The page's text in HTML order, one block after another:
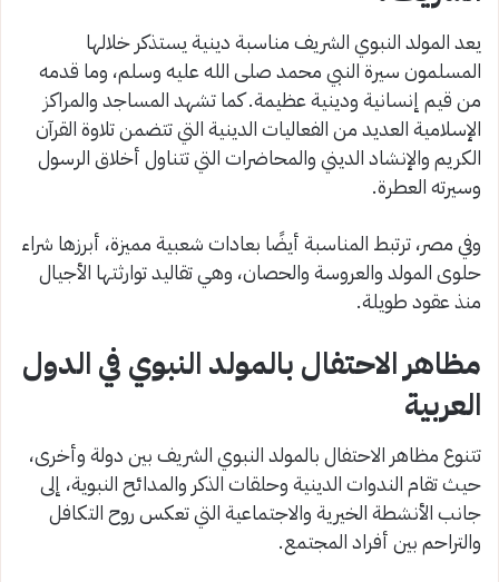
يعد المولد النبوي الشريف مناسبة دينية يستذكر خلالها
المسلمون سيرة النبي محمد صلى الله عليه وسلم، وما قدمه
من قيم إنسانية ودينية عظيمة. كما تشهد المساجد والمراكز
الإسلامية العديد من الفعاليات الدينية التي تتضمن تلاوة القرآن
الكريم والإنشاد الديني والمحاضرات التي تتناول أخلاق الرسول
وسيرته العطرة.
وفي مصر، ترتبط المناسبة أيضًا بعادات شعبية مميزة، أبرزها شراء
حلوى المولد والعروسة والحصان، وهي تقاليد توارثتها الأجيال
منذ عقود طويلة.
مظاهر الاحتفال بالمولد النبوي في الدول
العربية
تتنوع مظاهر الاحتفال بالمولد النبوي الشريف بين دولة وأخرى،
حيث تقام الندوات الدينية وحلقات الذكر والمدائح النبوية، إلى
جانب الأنشطة الخيرية والاجتماعية التي تعكس روح التكافل
والتراحم بين أفراد المجتمع.